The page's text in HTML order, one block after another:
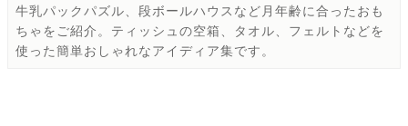
牛乳パックパズル、段ボールハウスなど月年齢に合ったおも
ちゃをご紹介。ティッシュの空箱、タオル、フェルトなどを
使った簡単おしゃれなアイディア集です。